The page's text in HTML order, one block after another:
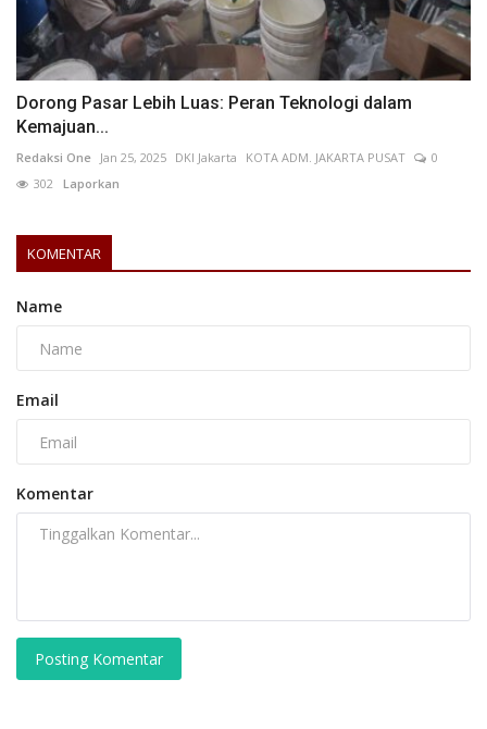
Dorong Pasar Lebih Luas: Peran Teknologi dalam
Kemajuan...
Redaksi One Jan 25, 2025 DKI Jakarta KOTA ADM. JAKARTA PUSAT
0
302 Laporkan
KOMENTAR
Name
Email
Komentar
Posting Komentar